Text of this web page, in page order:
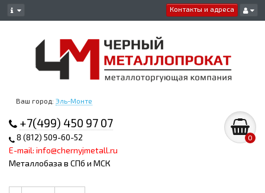
Контакты и адреса
Ваш город: Эль-Монте
+7(499) 450 97 07
8 (812) 509-60-52
E-mail: info@chernyjmetall.ru
Металлобаза в СПб и МСК
0